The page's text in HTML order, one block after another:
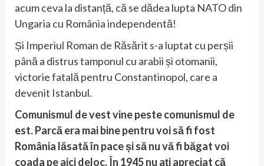
acum ceva la distanță, că se dădea lupta NATO din
Ungaria cu România independentă!
Și Imperiul Roman de Răsărit s-a luptat cu perșii
până a distrus tamponul cu arabii și otomanii,
victorie fatală pentru Constantinopol, care a
devenit Istanbul.
Comunismul de vest vine peste comunismul de
est. Parcă era mai bine pentru voi să fi fost
România lăsată în pace și să nu vă fi băgat voi
coada pe aici deloc. În 1945 nu ați apreciat că